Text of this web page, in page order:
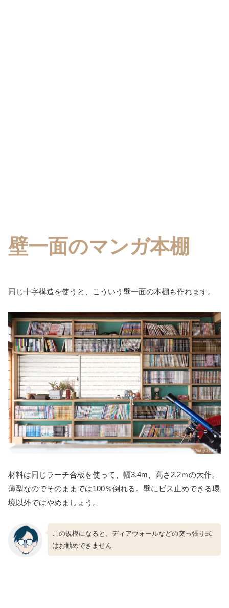
壁一面のマンガ本棚
同じ十字構造を使うと、こういう壁一面の本棚も作れます。
材料は同じラーチ合板を使って、幅3.4m、高さ2.2ｍの大作。
薄型なのでそのままでは100％倒れる。壁にビス止めできる環
境以外ではやめましょう。
この規模になると、ディアウォールなどの突っ張り式
はお勧めできません